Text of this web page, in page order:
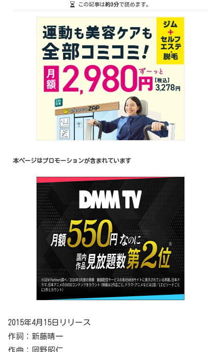
この記事は約3分で読めます。
本ページはプロモーションが含まれています
2015年4月15日リリース
作詞：新藤晴一
作曲：岡野昭仁